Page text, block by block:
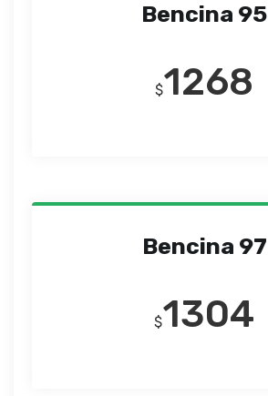
Bencina 95
$1268
Bencina 97
$1304